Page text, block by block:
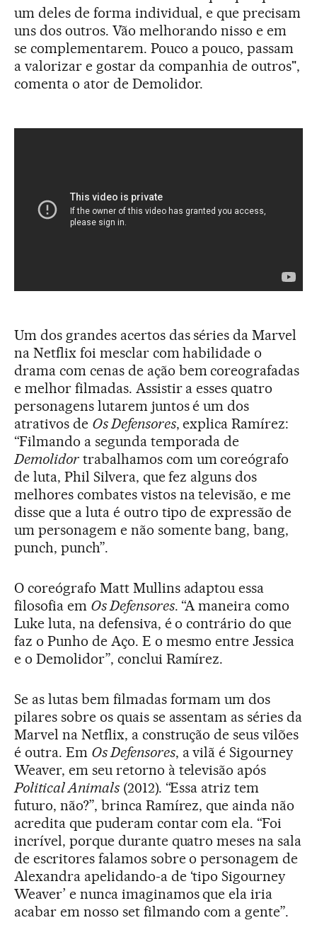
um deles de forma individual, e que precisam
uns dos outros. Vão melhorando nisso e em
se complementarem. Pouco a pouco, passam
a valorizar e gostar da companhia de outros",
comenta o ator de Demolidor.
Um dos grandes acertos das séries da Marvel
na Netflix foi mesclar com habilidade o
drama com cenas de ação bem coreografadas
e melhor filmadas. Assistir a esses quatro
personagens lutarem juntos é um dos
atrativos de Os Defensores, explica Ramírez:
“Filmando a segunda temporada de
Demolidortrabalhamos com um coreógrafo
de luta, Phil Silvera, que fez alguns dos
melhores combates vistos na televisão, e me
disse que a luta é outro tipo de expressão de
um personagem e não somente bang, bang,
punch, punch”.
O coreógrafo Matt Mullins adaptou essa
filosofia em Os Defensores. “A maneira como
Luke luta, na defensiva, é o contrário do que
faz o Punho de Aço. E o mesmo entre Jessica
e o Demolidor”, conclui Ramírez.
Se as lutas bem filmadas formam um dos
pilares sobre os quais se assentam as séries da
Marvel na Netflix, a construção de seus vilões
é outra. Em Os Defensores, a vilã é Sigourney
Weaver, em seu retorno à televisão após
Political Animals(2012). “Essa atriz tem
futuro, não?”, brinca Ramírez, que ainda não
acredita que puderam contar com ela. “Foi
incrível, porque durante quatro meses na sala
de escritores falamos sobre o personagem de
Alexandra apelidando-a de ‘tipo Sigourney
Weaver’ e nunca imaginamos que ela iria
acabar em nosso set filmando com a gente”.